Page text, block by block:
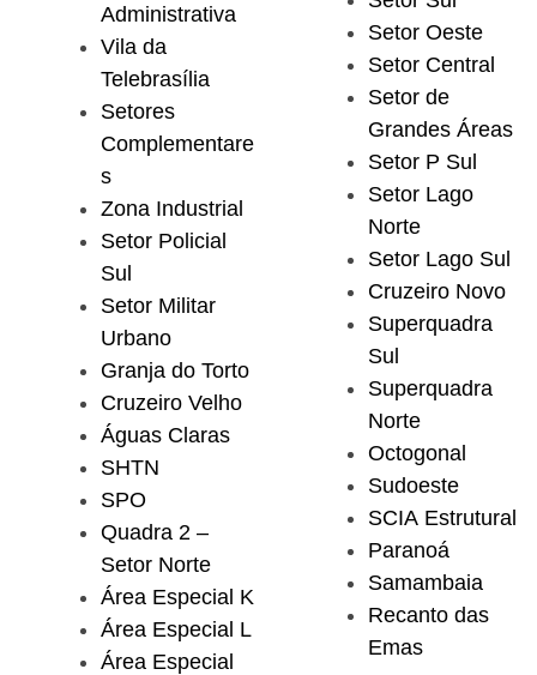
Administrativa
Vila da
Telebrasília
Setores
Complementare
s
Zona Industrial
Setor Policial
Sul
Setor Militar
Urbano
Granja do Torto
Cruzeiro Velho
Águas Claras
SHTN
SPO
Quadra 2 –
Setor Norte
Área Especial K
Área Especial L
Área Especial
Setor Oeste
Setor Central
Setor de
Grandes Áreas
Setor P Sul
Setor Lago
Norte
Setor Lago Sul
Cruzeiro Novo
Superquadra
Sul
Superquadra
Norte
Octogonal
Sudoeste
SCIA Estrutural
Paranoá
Samambaia
Recanto das
Emas